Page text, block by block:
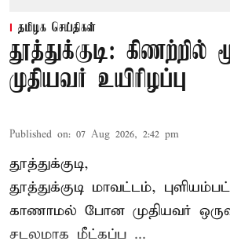
தமிழக செய்திகள்
தூத்துக்குடி: கிணற்றில்
முதியவர் உயிரிழப்பு
Published on: 07 Aug 2026, 2:42 pm
தூத்துக்குடி,
தூத்துக்குடி மாவட்டம்,
காணாமல் போன முதியவர்
சடலமாக மீட்கப்ப ...